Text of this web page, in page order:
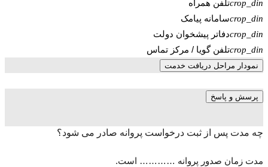
crop_dinتلفن همراه
crop_dinسامانه پیامک
crop_dinدفاتر پیشخوان دولت
crop_dinتلفن گویا / مرکز تماس
نمودار مراحل دریافت خدمت
پرسش و پاسخ
چه مدت پس از ثبت درخواست پروانه صادر می شود؟
مدت زمان صدور پروانه ………… است.